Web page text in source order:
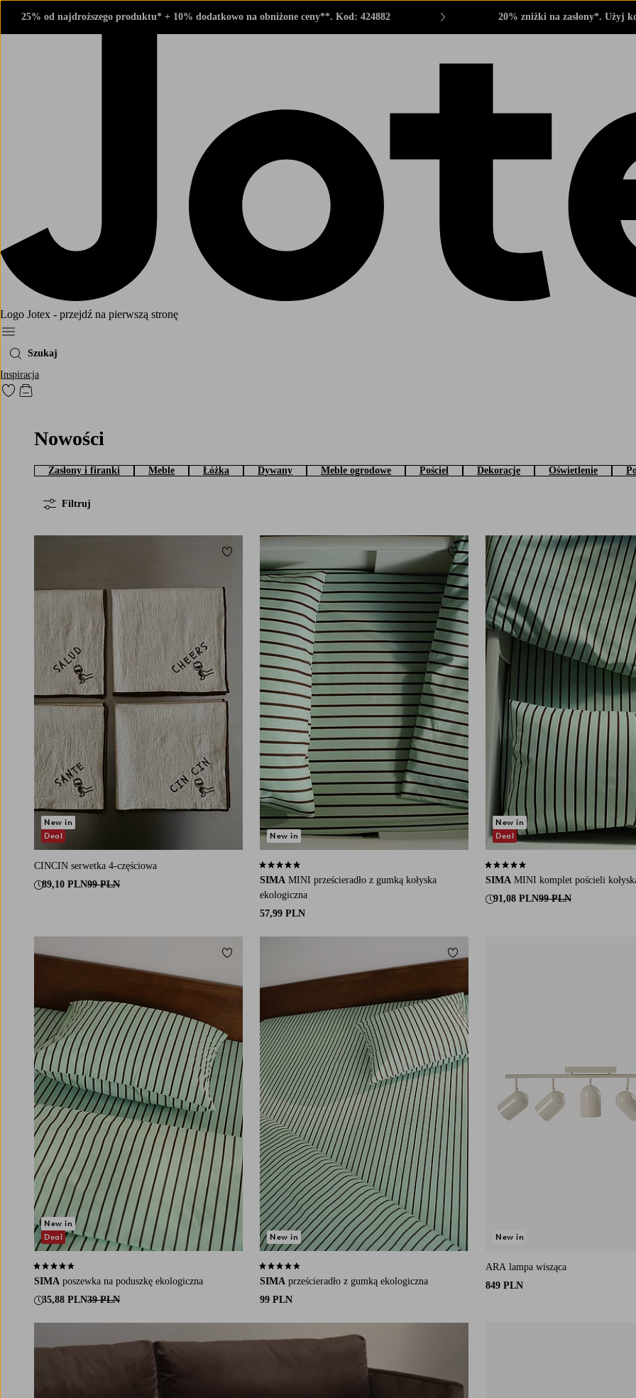
25% od najdroższego produktu* + 10% dodatkowo na obniżone ceny**. Kod: 424882 20% zniżki na zasłony*. Użyj
Logo Jotex - przejdź na pierwszą stronę
Menu
Szukaj
Inspiracja
Przejdź do ulubionych oznaczonych produktów
Przejdź do koszyka
Nowości
Zasłony i firanki Meble Łóżka Dywany Meble ogrodowe Pościel Dekoracje Oświetlenie
Filtruj
CINCIN serwetka 4-częściowa
89,10 PLN99 PLN
New in
Deal
Dodaj do ulubionych
SIMA MINI prześcieradło z gumką kołyska
ekologiczna
57,99 PLN
5,0 opierając się na 3 ocenach
New in
Dodaj do ulubionych
SIMA MINI komplet pościeli
91,08 PLN99 PLN
4,8 opierając się na 16 ocenach
New in
Deal
SIMA poszewka na poduszkę ekologiczna
35,88 PLN39 PLN
4,4 opierając się na 44 ocenach
New in
Deal
Dodaj do ulubionych
SIMA prześcieradło z gumką ekologiczna
99 PLN
4,5 opierając się na 208 ocenach
New in
Dodaj do ulubionych
ARA lampa wisząca
849 PLN
New in